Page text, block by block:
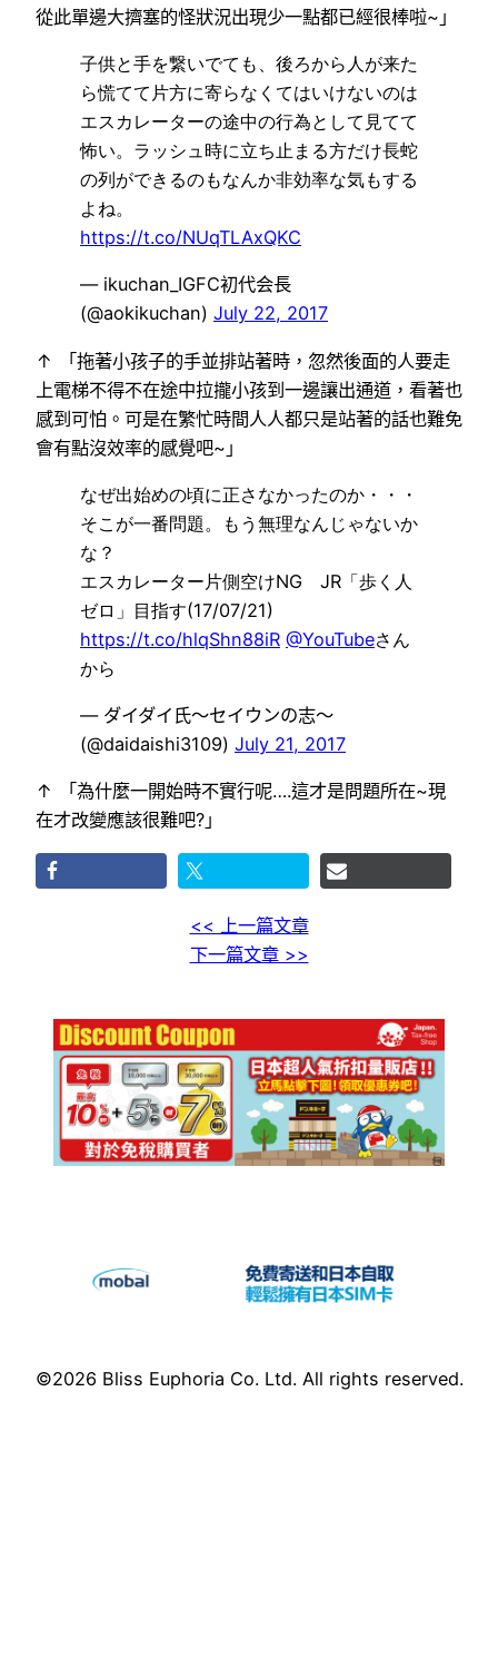
從此單邊大擠塞的怪狀況出現少一點都已經很棒啦~」
子供と手を繋いでても、後ろから人が来た
ら慌てて片方に寄らなくてはいけないのは
エスカレーターの途中の行為として見てて
怖い。ラッシュ時に立ち止まる方だけ長蛇
の列ができるのもなんか非効率な気もする
よね。
https://t.co/NUqTLAxQKC
— ikuchan_IGFC初代会長
(@aokikuchan) July 22, 2017
↑ 「拖著小孩子的手並排站著時，忽然後面的人要走
上電梯不得不在途中拉攏小孩到一邊讓出通道，看著也
感到可怕。可是在繁忙時間人人都只是站著的話也難免
會有點沒效率的感覺吧~」
なぜ出始めの頃に正さなかったのか・・・
そこが一番問題。もう無理なんじゃないか
な？
エスカレーター片側空けNG JR「歩く人
ゼロ」目指す(17/07/21)
https://t.co/hlqShn88iR @YouTubeさん
から
— ダイダイ氏〜セイウンの志〜
(@daidaishi3109) July 21, 2017
↑ 「為什麼一開始時不實行呢….這才是問題所在~現
在才改變應該很難吧?」
<< 上一篇文章
下一篇文章 >>
©2026 Bliss Euphoria Co. Ltd. All rights reserved.